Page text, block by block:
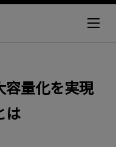
容量化を実現
は